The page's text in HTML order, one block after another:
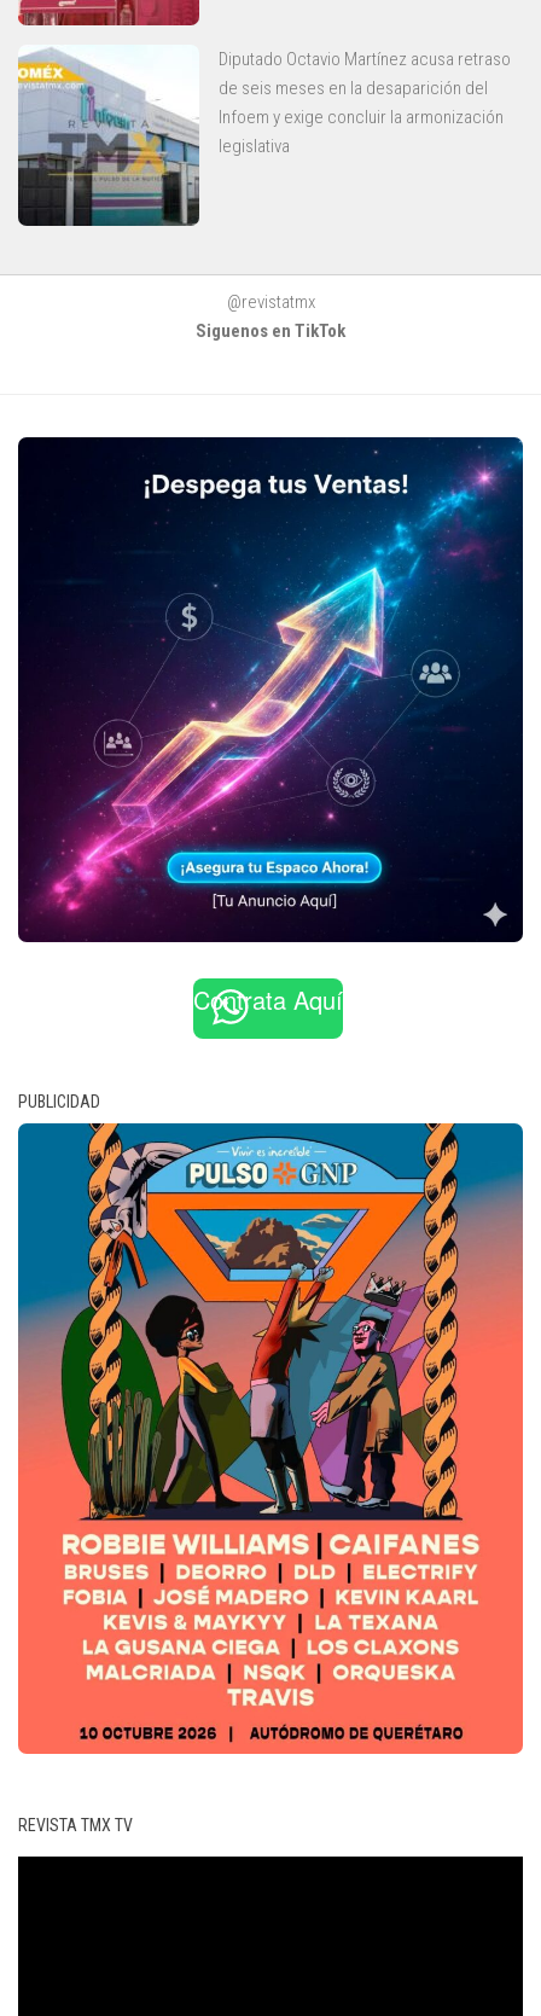
Diputado Octavio Martínez acusa retraso
de seis meses en la desaparición del
Infoem y exige concluir la armonización
legislativa
@revistatmx
Siguenos en TikTok
Contrata Aquí
PUBLICIDAD
REVISTA TMX TV